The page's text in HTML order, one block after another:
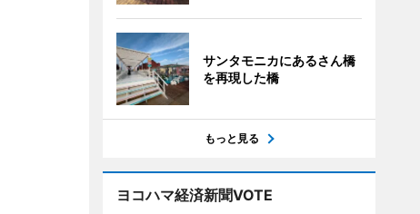
サンタモニカにあるさん橋
を再現した橋
もっと見る
ヨコハマ経済新聞VOTE